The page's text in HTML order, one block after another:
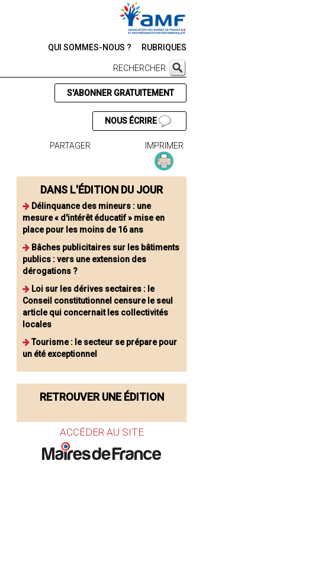
QUI SOMMES-NOUS ? RUBRIQUES
RECHERCHER
S'ABONNER GRATUITEMENT
NOUS ÉCRIRE
PARTAGER IMPRIMER
DANS L'ÉDITION DU JOUR
Délinquance des mineurs : une
mesure « d'intérêt éducatif » mise en
place pour les moins de 16 ans
Bâches publicitaires sur les bâtiments
publics : vers une extension des
dérogations ?
Loi sur les dérives sectaires : le
Conseil constitutionnel censure le seul
article qui concernait les collectivités
locales
Tourisme : le secteur se prépare pour
un été exceptionnel
RETROUVER UNE ÉDITION
ACCÉDER AU SITE